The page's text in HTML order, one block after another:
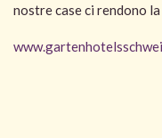
nostre case ci rendono